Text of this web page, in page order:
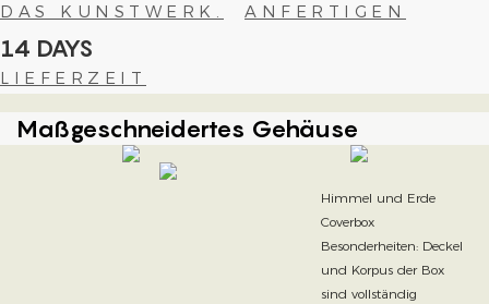
DAS KUNSTWERK.
ANFERTIGEN
14 DAYS
LIEFERZEIT
Maßgeschneidertes Gehäuse
Himmel und Erde
Coverbox
Besonderheiten: Deckel
und Korpus der Box
sind vollständig